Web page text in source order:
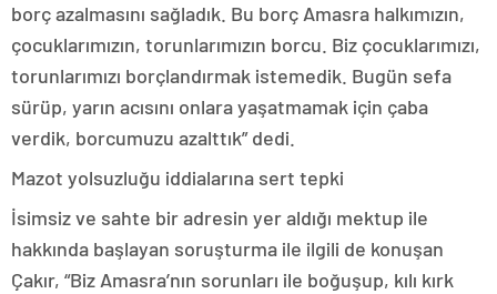
borç azalmasını sağladık. Bu borç Amasra halkımızın,
çocuklarımızın, torunlarımızın borcu. Biz çocuklarımızı,
torunlarımızı borçlandırmak istemedik. Bugün sefa
sürüp, yarın acısını onlara yaşatmamak için çaba
verdik, borcumuzu azalttık” dedi.
Mazot yolsuzluğu iddialarına sert tepki
İsimsiz ve sahte bir adresin yer aldığı mektup ile
hakkında başlayan soruşturma ile ilgili de konuşan
Çakır, “Biz Amasra’nın sorunları ile boğuşup, kılı kırk